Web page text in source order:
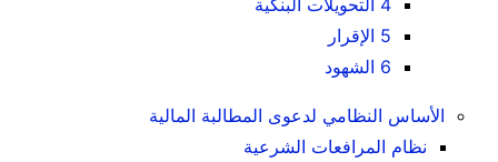
4 التحويلات البنكية
5 الإقرار
6 الشهود
الأساس النظامي لدعوى المطالبة المالية
نظام المرافعات الشرعية